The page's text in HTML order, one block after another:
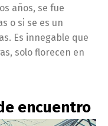
años, se fue
o si se es un
Es innegable que
solo florecen en
encuentro